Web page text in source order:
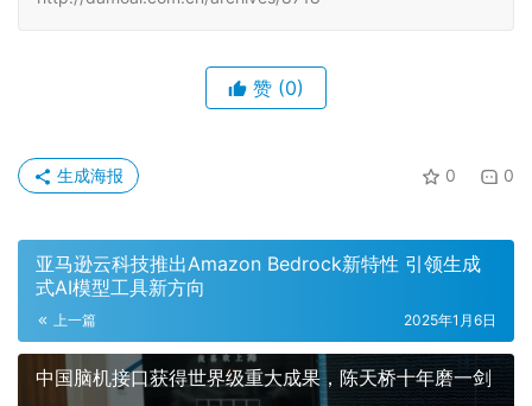
赞 (0)
0 0
生成海报
亚马逊云科技推出Amazon Bedrock新特性 引领生成
式AI模型工具新方向
上一篇 2025年1月6日
中国脑机接口获得世界级重大成果，陈天桥十年磨一剑